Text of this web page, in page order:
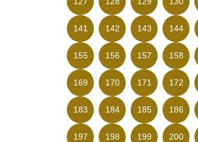
141 142 143 144
155 156 157 158
169 170 171 172
183 184 185 186
197 198 199 200